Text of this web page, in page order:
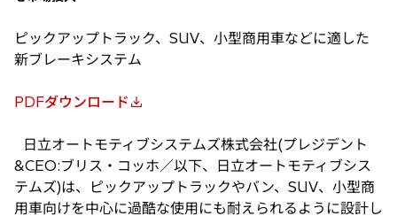
ピックアップトラック、SUV、小型商用車などに適した
新ブレーキシステム
PDFダウンロード
新
い
タ
ブ
日立オートモティブシステムズ株式会社(プレジデント
&CEO:ブリス・コッホ／以下、日立オートモティブシス
テムズ)は、ピックアップトラックやバン、SUV、小型商
用車向けを中心に過酷な使用にも耐えられるように設計し